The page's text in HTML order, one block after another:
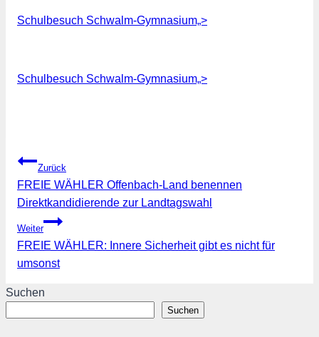
Schulbesuch Schwalm-Gymnasium„>
Schulbesuch Schwalm-Gymnasium„>
Beitragsnavigation
Zurück
FREIE WÄHLER Offenbach-Land benennen
Direktkandidierende zur Landtagswahl
Weiter
FREIE WÄHLER: Innere Sicherheit gibt es nicht für
umsonst
Suchen
Suchen